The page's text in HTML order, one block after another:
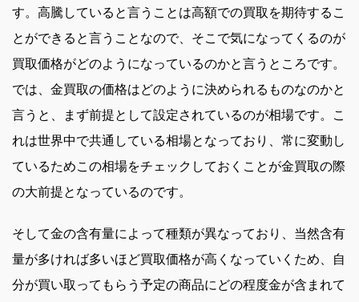
す。 高騰していると言うことは高額での買取を期待するこ
とができると言うことなので、そこで気になってくるのが
買取価格がどのようになっているのかと言うところです。
では、金買取の価格はどのように決められるものなのかと
言うと、まず前提として設定されているのが相場です。こ
れは世界中で共通している相場となっており、常に変動し
ているためこの相場をチェックしておくことが金買取の際
の大前提となっているのです。
そして金の含有量によって種類が異なっており、当然含有
量が多ければ多いほど買取価格が高くなっていくため、自
分が買い取ってもらう予定の商品にどの程度金が含まれて